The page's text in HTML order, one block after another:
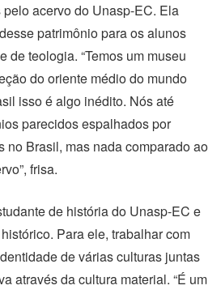
acervo do Unasp-EC. Ela
patrimônio para os alunos
de teologia. “Temos um museu
do oriente médio do mundo
isso é algo inédito. Nós até
parecidos espalhados por
no Brasil, mas nada comparado ao
frisa.
de história do Unasp-EC e
Para ele, trabalhar com
de várias culturas juntas
através da cultura material. “É um